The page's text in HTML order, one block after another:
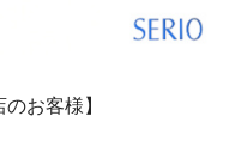
お客様】